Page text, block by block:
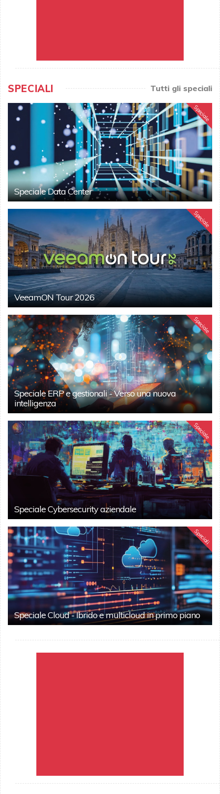
SPECIALI Tutti gli speciali
Speciale
Speciale Data Center
Speciale
VeeamON Tour 2026
Speciale
Speciale ERP e gestionali - Verso una nuova
intelligenza
Speciale
Speciale Cybersecurity aziendale
Speciali
Speciale Cloud - Ibrido e multicloud in primo piano